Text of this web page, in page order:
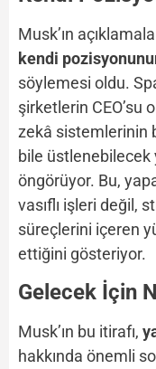
Musk’ın
kendi
söylemesi oldu.
şirketlerin CEO’su
zekâ sistemlerinin
bile üstlenebilecek
öngörüyor. Bu,
vasıflı işleri değil,
süreçlerini içeren
ettiğini gösteriyor.
Gelecek İçin
Musk’ın bu itirafı,
hakkında önemli